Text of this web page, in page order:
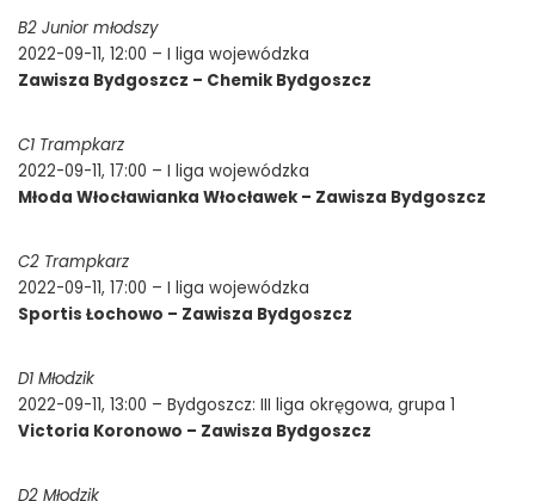
B2 Junior młodszy
2022-09-11, 12:00 – I liga wojewódzka
Zawisza Bydgoszcz – Chemik Bydgoszcz
C1 Trampkarz
2022-09-11, 17:00 – I liga wojewódzka
Młoda Włocławianka Włocławek – Zawisza Bydgoszcz
C2 Trampkarz
2022-09-11, 17:00 – I liga wojewódzka
Sportis Łochowo – Zawisza Bydgoszcz
D1 Młodzik
2022-09-11, 13:00 – Bydgoszcz: III liga okręgowa, grupa 1
Victoria Koronowo – Zawisza Bydgoszcz
D2 Młodzik